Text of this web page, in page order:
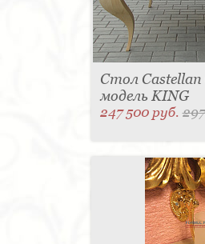
Стол Castellan
модель KING
247 500 руб.